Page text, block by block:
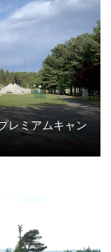
レミアムキャン